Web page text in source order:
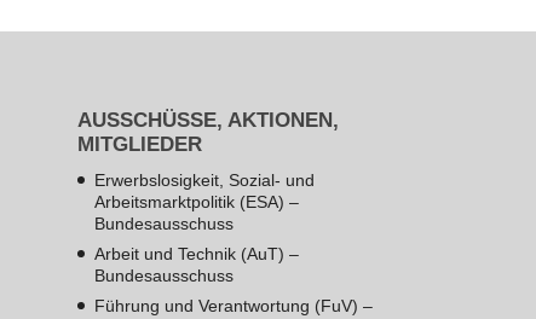
AUSSCHÜSSE, AKTIONEN,
MITGLIEDER
Erwerbslosigkeit, Sozial- und
Arbeitsmarktpolitik (ESA) –
Bundesausschuss
Arbeit und Technik (AuT) –
Bundesausschuss
Führung und Verantwortung (FuV) –